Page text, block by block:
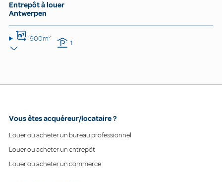
Entrepôt à louer
Antwerpen
900m² 1
Vous êtes acquéreur/locataire ?
Louer ou acheter un bureau professionnel
Louer ou acheter un entrepôt
Louer ou acheter un commerce